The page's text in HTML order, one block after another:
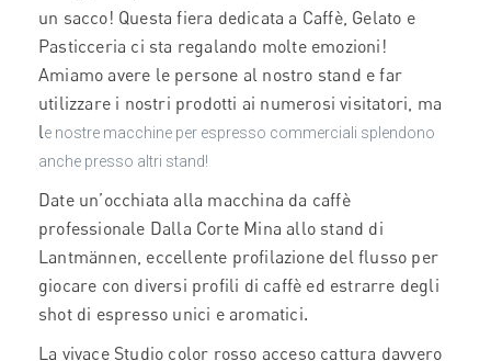
un sacco! Questa fiera dedicata a Caffè, Gelato e
Pasticceria ci sta regalando molte emozioni!
Amiamo avere le persone al nostro stand e far
utilizzare i nostri prodotti ai numerosi visitatori, ma
le nostre macchine per espresso commerciali splendono
anche presso altri stand!
Date un’occhiata alla macchina da caffè
professionale Dalla Corte Mina allo stand di
Lantmännen, eccellente profilazione del flusso per
giocare con diversi profili di caffè ed estrarre degli
shot di espresso unici e aromatici.
La vivace Studio color rosso acceso cattura davvero